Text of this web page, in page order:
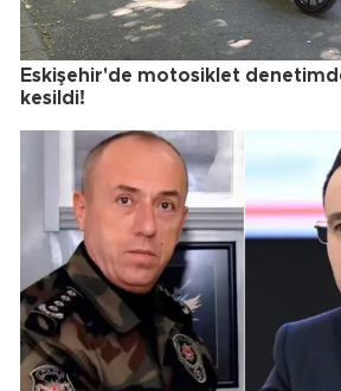
Eskişehir'de motosiklet
kesildi!